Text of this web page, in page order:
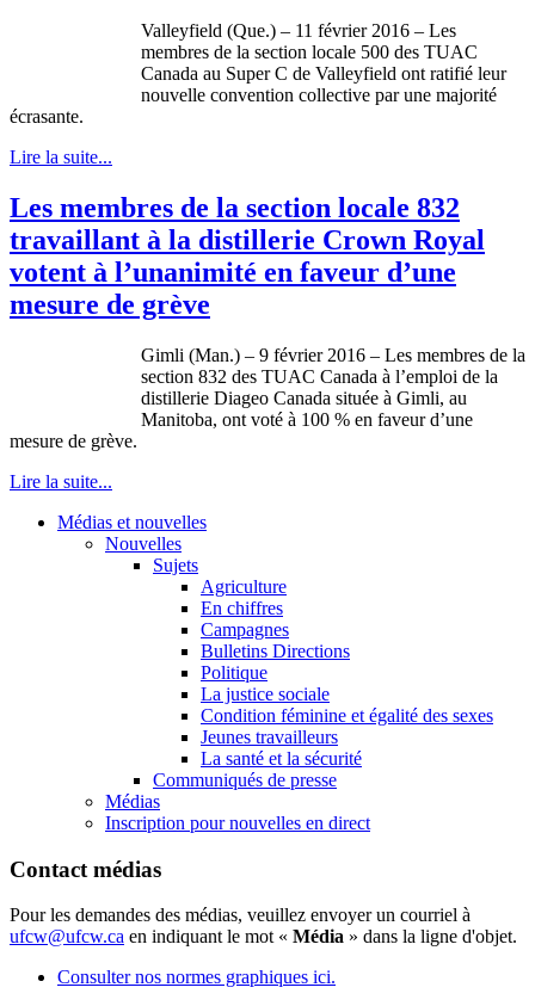
Valleyfield (Que.) – 11 février 2016 – Les
membres de la section locale 500 des TUAC
Canada au Super C de Valleyfield ont ratifié leur
nouvelle convention collective par une majorité
écrasante.
Lire la suite...
Les membres de la section locale 832
travaillant à la distillerie Crown Royal
votent à l’unanimité en faveur d’une
mesure de grève
Gimli (Man.) – 9 février 2016 – Les membres de la
section 832 des TUAC Canada à l’emploi de la
distillerie Diageo Canada située à Gimli, au
Manitoba, ont voté à 100 % en faveur d’une
mesure de grève.
Lire la suite...
Médias et nouvelles
Nouvelles
Sujets
Agriculture
En chiffres
Campagnes
Bulletins Directions
Politique
La justice sociale
Condition féminine et égalité des sexes
Jeunes travailleurs
La santé et la sécurité
Communiqués de presse
Médias
Inscription pour nouvelles en direct
Contact médias
Pour les demandes des médias, veuillez envoyer un courriel à
ufcw@ufcw.ca en indiquant le mot « Média » dans la ligne d'objet.
Consulter nos normes graphiques ici.